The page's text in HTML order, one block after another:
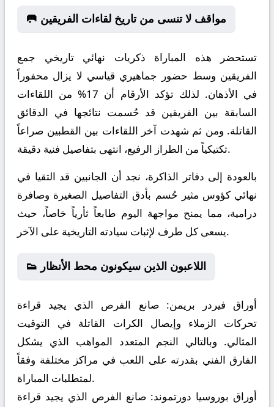
🥅 مواقف لا تنسى من تاريخ لقاءات الفريقين
تستحضر هذه المباراة ذكريات نهائي تاريخي جمع
الفريقين وسط حضور جماهيري قياسي لا يزال محفوراً
في الأذهان. لذلك تؤكد الأرقام أن 17% من اللقاءات
السابقة بين الفريقين قد حُسمت نتائجها في الدقائق
القاتلة. ومن ثم شهدت آخر اللقاءات بين القطبين صراعاً
تكتيكياً من الطراز الرفيع، انتهى بتفاصيل فنية دقيقة.
بالعودة إلى دفاتر الذاكرة، نجد أن الجانبين قد التقيا في
نهائي كؤوس مثير حُسم بأدق التفاصيل الصغيرة وصافرة
درامية، مما يمنح مواجهة اليوم طابعاً ثأرياً خاصاً، حيث
يسعى كل طرف لإثبات سيادته التاريخية على الآخر.
👟 اللاعبون الذين سيكونون محط الأنظار
أوراق فيردر بريمن: صانع الفرص الذي يجيد قراءة
تحركات الزملاء وإيصال الكرات القاتلة في التوقيت
المثالي. وبالتالي النجم المتعدد المواهب الذي يشكل
الفارق الفني بقدرته على اللعب في مراكز مختلفة وفقاً
لمتطلبات المباراة.
أوراق بوروسيا دورتموند: صانع الفرص الذي يجيد قراءة